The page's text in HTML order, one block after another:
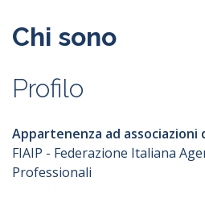
Chi sono
Profilo
Appartenenza ad associazioni
FIAIP - Federazione Italiana
Professionali
Youtube
Immobili commerciali
Immobili di lusso
Locazioni turistiche
Nuove costruzioni
Sviluppo
Terreni agricoli
Terreni edificabili
Youtube
Durata minima
Provvigioni